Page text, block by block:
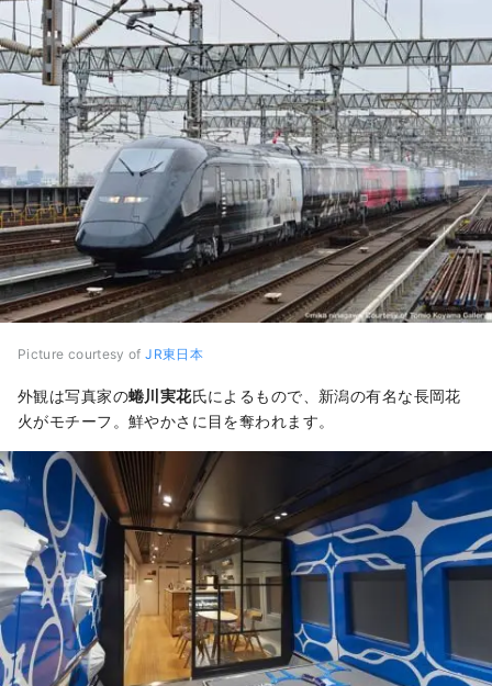
Picture courtesy ofJR東日本
外観は写真家の蜷川実花氏によるもので、新潟の有名な長岡花
火がモチーフ。鮮やかさに目を奪われます。